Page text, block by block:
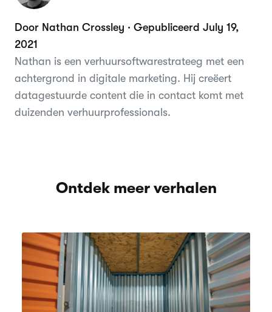
Door Nathan Crossley · Gepubliceerd July 19,
2021
Nathan is een verhuursoftwarestrateeg met een
achtergrond in digitale marketing. Hij creëert
datagestuurde content die in contact komt met
duizenden verhuurprofessionals.
Ontdek meer verhalen